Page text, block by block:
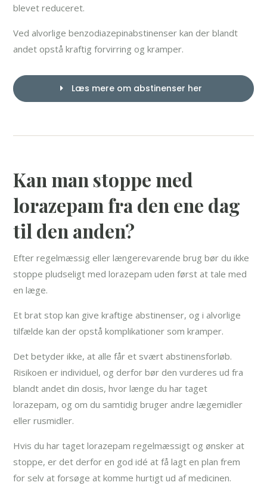
blevet reduceret.
Ved alvorlige benzodiazepinabstinenser kan der blandt
andet opstå kraftig forvirring og kramper.
Læs mere om abstinenser her
Kan man stoppe med
lorazepam fra den ene dag
til den anden?
Efter regelmæssig eller længerevarende brug bør du ikke
stoppe pludseligt med lorazepam uden først at tale med
en læge.
Et brat stop kan give kraftige abstinenser, og i alvorlige
tilfælde kan der opstå komplikationer som kramper.
Det betyder ikke, at alle får et svært abstinensforløb.
Risikoen er individuel, og derfor bør den vurderes ud fra
blandt andet din dosis, hvor længe du har taget
lorazepam, og om du samtidig bruger andre lægemidler
eller rusmidler.
Hvis du har taget lorazepam regelmæssigt og ønsker at
stoppe, er det derfor en god idé at få lagt en plan frem
for selv at forsøge at komme hurtigt ud af medicinen.